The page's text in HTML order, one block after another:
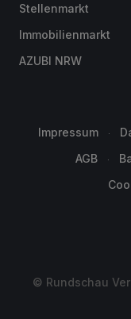
Stellenmarkt
Immobilienmarkt
AZUBI NRW
Impressum
AGB
© Rundschau